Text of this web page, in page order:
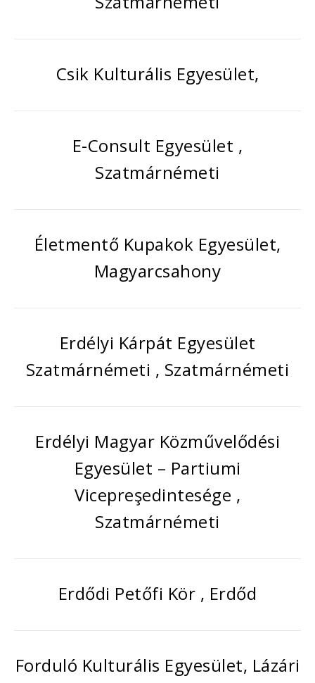
Csik Kulturális Egyesület,
E-Consult Egyesület ,
Szatmárnémeti
Életmentő Kupakok Egyesület,
Magyarcsahony
Erdélyi Kárpát Egyesület
Szatmárnémeti , Szatmárnémeti
Erdélyi Magyar Közművelődési
Egyesület – Partiumi
Vicepreşedintesége ,
Szatmárnémeti
Erdődi Petőfi Kör , Erdőd
Forduló Kulturális Egyesület, Lázári